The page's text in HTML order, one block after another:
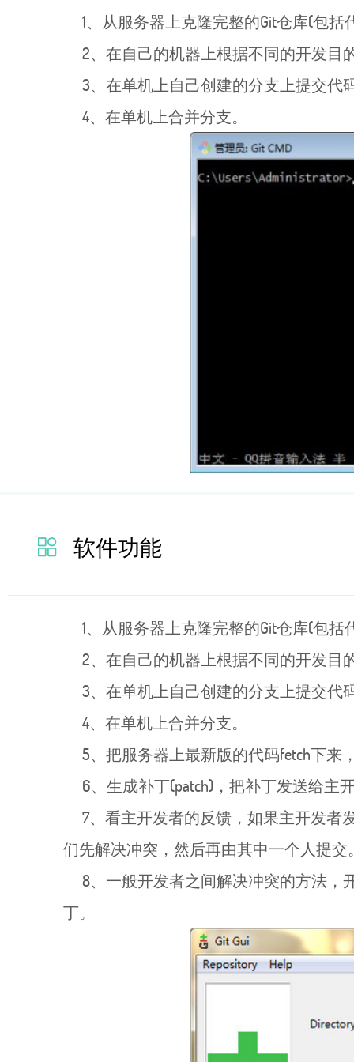
1、从服务器上克隆完整的Git仓库(包括
2、在自己的机器上根据不同的开发目
3、在单机上自己创建的分支上提交代
4、在单机上合并分支。
软件功能
1、从服务器上克隆完整的Git仓库(包括
2、在自己的机器上根据不同的开发目
3、在单机上自己创建的分支上提交代
4、在单机上合并分支。
5、把服务器上最新版的代码fetch下来
6、生成补丁(patch)，把补丁发送给主
7、看主开发者的反馈，如果主开发者
们先解决冲突，然后再由其中一个人提
8、一般开发者之间解决冲突的方法，
丁。